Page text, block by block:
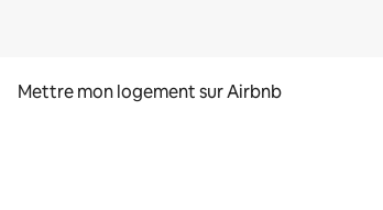
Mettre mon logement sur Airbnb